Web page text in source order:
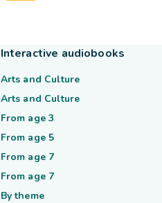
Interactive audiobooks
Arts and Culture
Arts and Culture
From age 3
From age 5
From age 7
From age 7
By theme